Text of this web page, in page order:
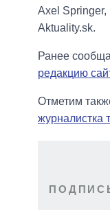
Axel Springer,
Aktuality.sk.
Ранее
редакцию
Отметим
журналистка